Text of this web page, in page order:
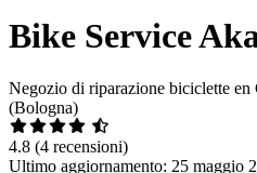
Bike Service
Negozio di riparazione biciclette en
(Bologna)
4.8 (4 recensioni)
Ultimo aggiornamento: 25 maggio